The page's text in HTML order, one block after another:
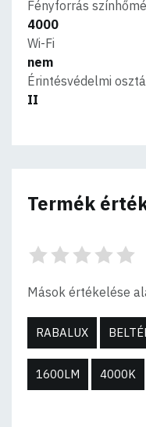
Fényforrás
4000
Wi-Fi
nem
Érintésvédelmi
II
Termék
Mások értékelése
RABALUX
1600LM 4000K